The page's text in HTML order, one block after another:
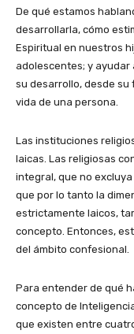
De qué estamos
desarrollarla, cómo
Espiritual en nuestros
adolescentes; y ayudar
su desarrollo, desde su
vida de una persona.
Las instituciones
laicas. Las religiosas
integral, que no
que por lo tanto la
estrictamente laicos,
concepto. Entonces,
del ámbito confesional.
Para entender de qué
concepto de
que existen entre